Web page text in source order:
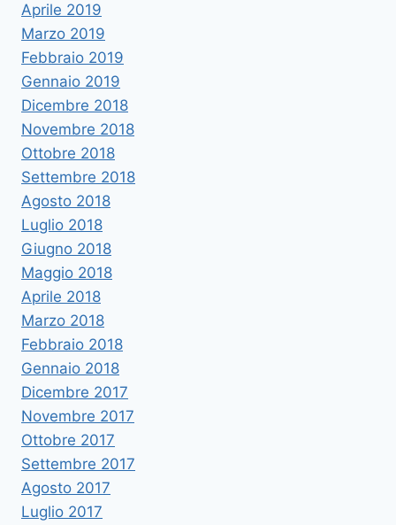
Aprile 2019
Marzo 2019
Febbraio 2019
Gennaio 2019
Dicembre 2018
Novembre 2018
Ottobre 2018
Settembre 2018
Agosto 2018
Luglio 2018
Giugno 2018
Maggio 2018
Aprile 2018
Marzo 2018
Febbraio 2018
Gennaio 2018
Dicembre 2017
Novembre 2017
Ottobre 2017
Settembre 2017
Agosto 2017
Luglio 2017